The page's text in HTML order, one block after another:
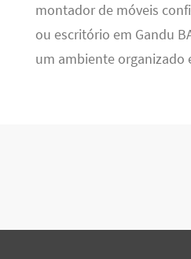
montador de móveis
ou escritório em Gandu
um ambiente organizado